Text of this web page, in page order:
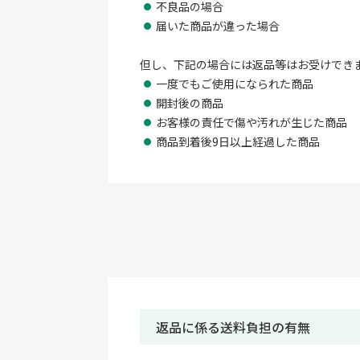
不良品の場合
届いた商品が違った場合
但し、下記の場合には返品等はお受けでき
一度でもご使用になられた商品
開封後の商品
お客様の責任で傷や汚れが生じた商品
商品到着後9日以上経過した商品
返品に係る送料負担の有無